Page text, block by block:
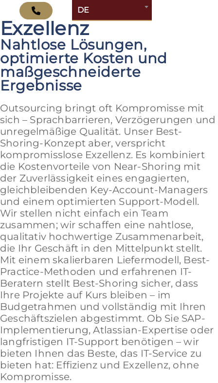
DE
Near-Shoring trifft
Exzellenz
Nahtlose Lösungen,
optimierte Kosten und
maßgeschneiderte
Ergebnisse
Outsourcing bringt oft Kompromisse mit
sich – Sprachbarrieren, Verzögerungen und
unregelmäßige Qualität. Unser Best-
Shoring-Konzept aber, verspricht
kompromisslose Exzellenz. Es kombiniert
die Kostenvorteile von Near-Shoring mit
der Zuverlässigkeit eines engagierten,
gleichbleibenden Key-Account-Managers
und einem optimierten Support-Modell.
Wir stellen nicht einfach ein Team
zusammen; wir schaffen eine nahtlose,
qualitativ hochwertige Zusammenarbeit,
die Ihr Geschäft in den Mittelpunkt stellt.
Mit einem skalierbaren Liefermodell, Best-
Practice-Methoden und erfahrenen IT-
Beratern stellt Best-Shoring sicher, dass
Ihre Projekte auf Kurs bleiben – im
Budgetrahmen und vollständig mit Ihren
Geschäftszielen abgestimmt. Ob Sie SAP-
Implementierung, Atlassian-Expertise oder
langfristigen IT-Support benötigen – wir
bieten Ihnen das Beste, das IT-Service zu
bieten hat: Effizienz und Exzellenz, ohne
Kompromisse.